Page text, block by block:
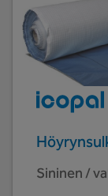
Sininen /